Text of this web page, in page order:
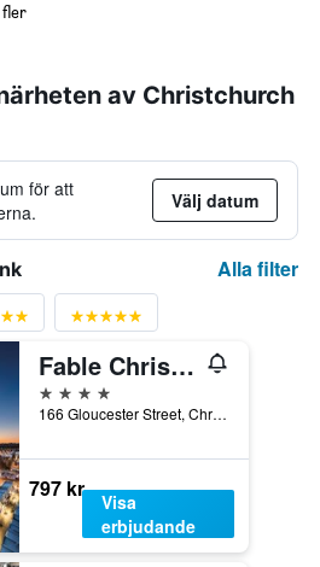
fler
av Christchurch
för att
Välj datum
Alla filter
Fable Christchurch
4 stjärnor
166 Gloucester Street, Christchurch, Nya Zeeland
797 kr
Visa
erbjudande